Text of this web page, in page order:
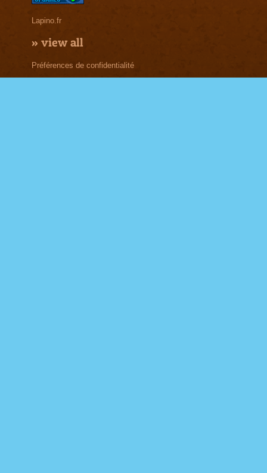
Lapino.fr
» view all
Préférences de confidentialité